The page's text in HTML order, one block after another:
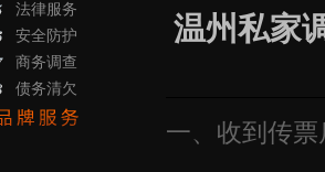
法律服务
安全防护
商务调查
债务清欠
温州私家
一、收到传